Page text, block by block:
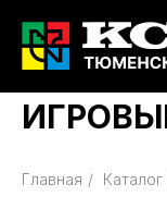
Главная / Каталог